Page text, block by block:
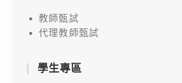
教師甄試
代理教師甄試
學生專區